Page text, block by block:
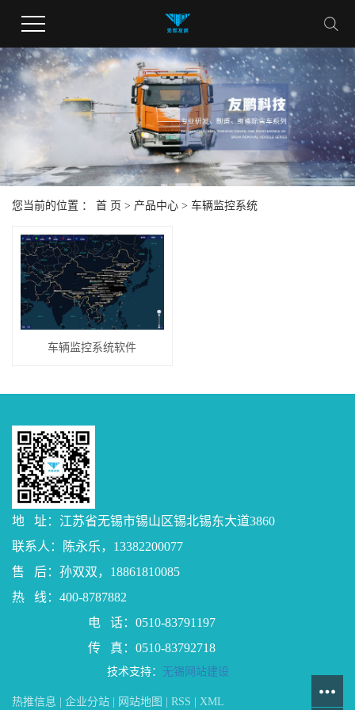
您当前的位置 ： 首 页 > 产品中心 > 车辆监控系统
车辆监控系统软件
地 址：江苏省无锡市锡山区锡北锡东大道3860
联系人：陈永乐，13382200077
售 后：孙双双，18861810085
热 线：400-8787882
电 话：0510-83791197
传 真：0510-83792718
技术支持： 无锡网站建设
热推信息 企业分站 网站地图 RSS XML